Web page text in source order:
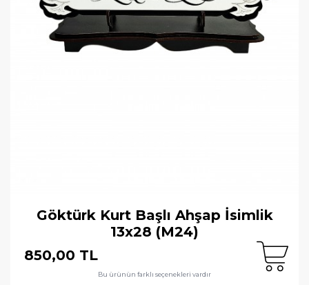
Göktürk Kurt Başlı Ahşap İsimlik
13x28 (M24)
850,00 TL
Bu ürünün farklı seçenekleri vardır